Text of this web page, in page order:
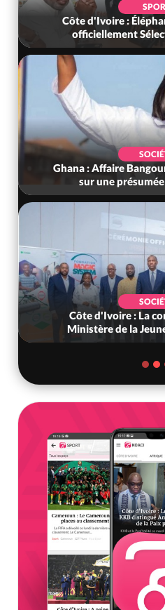
Côte d'Ivoire :
officiellement
Ghana : Affaire
sur une
Côte d'Ivoire : La
Ministère de la